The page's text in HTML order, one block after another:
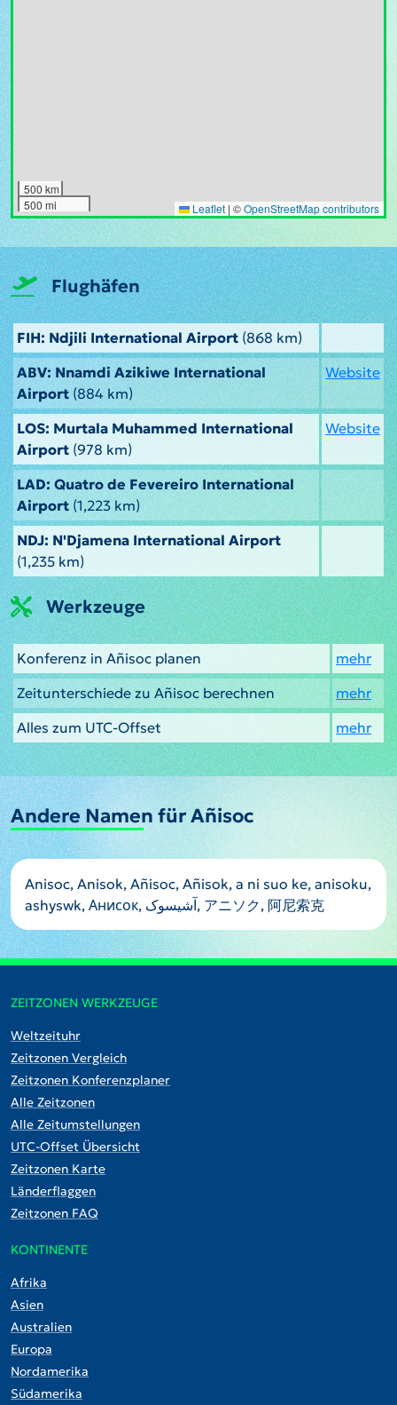
500 km
500 mi
Leaflet | ©OpenStreetMap contributors
Flughäfen
FIH: Ndjili International Airport (868 km)
ABV: Nnamdi Azikiwe International
Airport(884 km)
Website
LOS: Murtala Muhammed International
Airport (978 km)
Website
LAD: Quatro de Fevereiro International
Airport(1,223 km)
NDJ: N'Djamena International Airport
(1,235 km)
Werkzeuge
Konferenz in Añisoc planen
mehr
Zeitunterschiede zu Añisoc berechnen
mehr
Alles zum UTC-Offset
mehr
Andere Namen für Añisoc
Anisoc, Anisok, Añisoc, Añisok, a ni suo ke, anisoku,
ashyswk, Анисок, آشیسوک, アニソク, 阿尼索克
ZEITZONEN WERKZEUGE
Weltzeituhr
Zeitzonen Vergleich
Zeitzonen Konferenzplaner
Alle Zeitzonen
Alle Zeitumstellungen
UTC-Offset Übersicht
Zeitzonen Karte
Länderflaggen
Zeitzonen FAQ
KONTINENTE
Afrika
Asien
Australien
Europa
Nordamerika
Südamerika